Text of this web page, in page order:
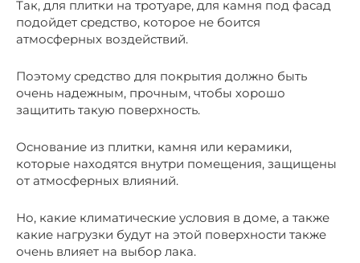
Так, для плитки на тротуаре, для камня под фасад
подойдет средство, которое не боится
атмосферных воздействий.
Поэтому средство для покрытия должно быть
очень надежным, прочным, чтобы хорошо
защитить такую поверхность.
Основание из плитки, камня или керамики,
которые находятся внутри помещения, защищены
от атмосферных влияний.
Но, какие климатические условия в доме, а также
какие нагрузки будут на этой поверхности также
очень влияет на выбор лака.